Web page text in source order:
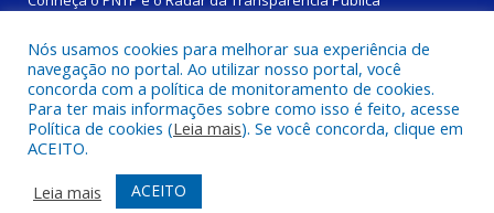
Todos os direitos reservados a Câmara Municipal de São
Domingos do Capim.
Mapa do Site
Acessar Área Administrativa
Nós usamos cookies para melhorar sua experiência de
navegação no portal. Ao utilizar nosso portal, você
concorda com a política de monitoramento de cookies.
Para ter mais informações sobre como isso é feito, acesse
Política de cookies (Leia mais). Se você concorda, clique em
ACEITO.
Leia mais
ACEITO